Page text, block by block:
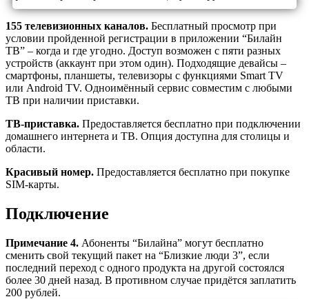
155 телевизионных каналов. Бесплатный просмотр при
условии пройденной регистрации в приложении “Билайн
ТВ” – когда и где угодно. Доступ возможен с пяти разных
устройств (аккаунт при этом один). Подходящие девайсы –
смартфоны, планшеты, телевизоры с функциями Smart TV
или Android TV. Одноимённый сервис совместим с любыми
ТВ при наличии приставки.
ТВ-приставка. Предоставляется бесплатно при подключении
домашнего интернета и ТВ. Опция доступна для столицы и
области.
Красивый номер. Предоставляется бесплатно при покупке
SIM-карты.
Подключение
Примечание 4. Абоненты “Билайна” могут бесплатно
сменить свой текущий пакет на “Близкие люди 3”, если
последний переход с одного продукта на другой состоялся
более 30 дней назад. В противном случае придётся заплатить
200 рублей.